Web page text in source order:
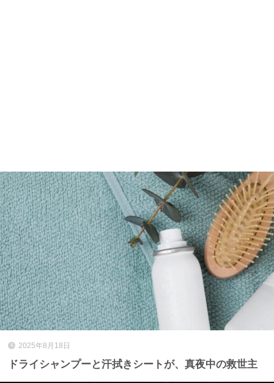
2025年8月18日
ドライシャンプーと汗拭きシートが、真夜中の救世主